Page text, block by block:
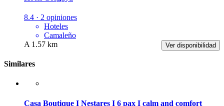
8.4 · 2 opiniones
Hoteles
Camaleño
Ver disponibilidad
A 1.57 km
Similares
Casa Boutique I Nestares I 6 pax I calm and comfort